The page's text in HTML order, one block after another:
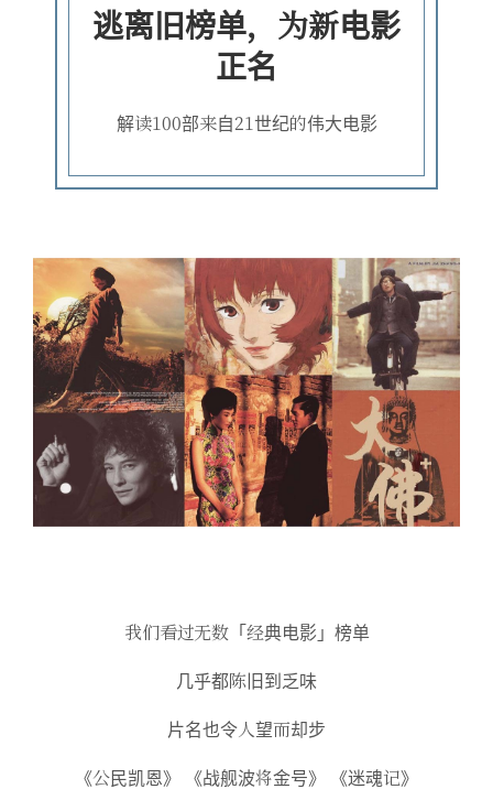
逃离旧榜单，为新电影
正名
解读100部来自21世纪的伟大电影
我们看过无数「经典电影」榜单
几乎都陈旧到乏味
片名也令人望而却步
《公民凯恩》 《战舰波将金号》 《迷魂记》